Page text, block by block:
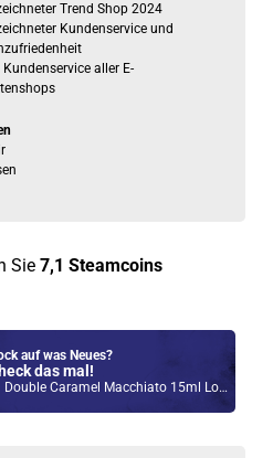
Trend Shop 2024
Kundenservice und
Kundenservice aller E-
Sie 7,1 Steamcoins
auf was Neues?
das mal!
Double Caramel Macchiato 15ml Longfill Aroma by Big Mouth